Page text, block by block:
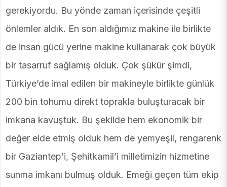
gerekiyordu. Bu yönde zaman içerisinde çeşitli
önlemler aldık. En son aldığımız makine ile birlikte
de insan gücü yerine makine kullanarak çok büyük
bir tasarruf sağlamış olduk. Çok şükür şimdi,
Türkiye’de imal edilen bir makineyle birlikte günlük
200 bin tohumu direkt toprakla buluşturacak bir
imkana kavuştuk. Bu şekilde hem ekonomik bir
değer elde etmiş olduk hem de yemyeşil, rengarenk
bir Gaziantep’i, Şehitkamil’i milletimizin hizmetine
sunma imkanı bulmuş olduk. Emeği geçen tüm ekip